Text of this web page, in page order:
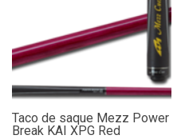
Taco de saque Mezz Power
Break KAI XPG Red